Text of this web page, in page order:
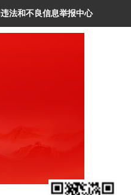
法和不良信息举报中心